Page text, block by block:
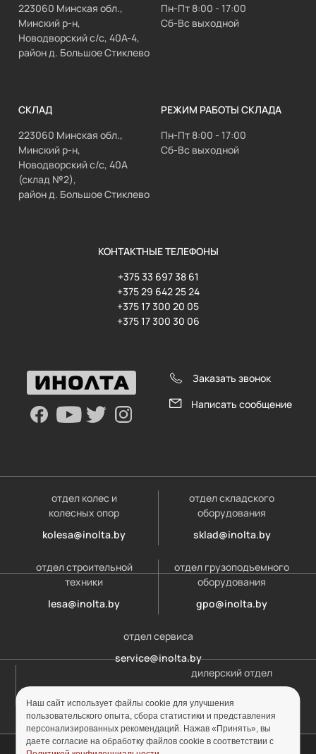
223060 Минская обл.,
Минский р-н,
Новодворский с/с, 40А-4,
район д. Большое Стиклево
Пн-Пт 8:00 - 17:00
Сб-Вс выходной
СКЛАД
223060 Минская обл.,
Минский р-н,
Новодворский с/с, 40А
(склад №2),
район д. Большое Стиклево
РЕЖИМ РАБОТЫ СКЛАДА
Пн-Пт 8:00 - 17:00
Сб-Вс выходной
КОНТАКТНЫЕ ТЕЛЕФОНЫ
+375 33 697 38 61
+375 29 642 25 24
+375 17 300 20 05
+375 17 300 30 06
Заказать звонок
Написать сообщение
отдел колес и
колесных опор
kolesa@inolta.by
отдел складского
оборудования
sklad@inolta.by
отдел строительной
техники
lesa@inolta.by
отдел грузоподъемного
оборудования
gpo@inolta.by
отдел сервиса
service@inolta.by
дилерский отдел
Наш сайт использует файлы cookie для улучшения
пользовательского опыта, сбора статистики и представления
персонализированных рекомендаций. Нажав «Принять», вы
даете согласие на обработку файлов cookie в соответствии с